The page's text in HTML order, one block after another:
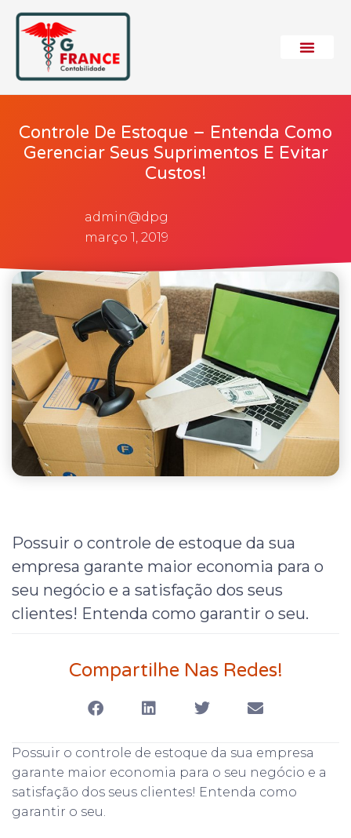
Controle De Estoque – Entenda Como
Gerenciar Seus Suprimentos E Evitar
Custos!
admin@dpg
março 1, 2019
Possuir o controle de estoque da sua
empresa garante maior economia para o
seu negócio e a satisfação dos seus
clientes! Entenda como garantir o seu.
Compartilhe Nas Redes!
Possuir o controle de estoque da sua empresa
garante maior economia para o seu negócio e a
satisfação dos seus clientes! Entenda como
garantir o seu.